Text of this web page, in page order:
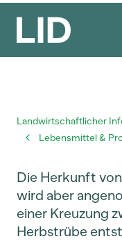
Landwirtschaftlicher
Lebensmittel &
Die Herkunft
wird aber
einer Kreuzung
Herbstrübe